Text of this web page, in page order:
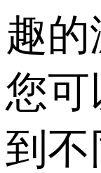
趣的
您可
到不